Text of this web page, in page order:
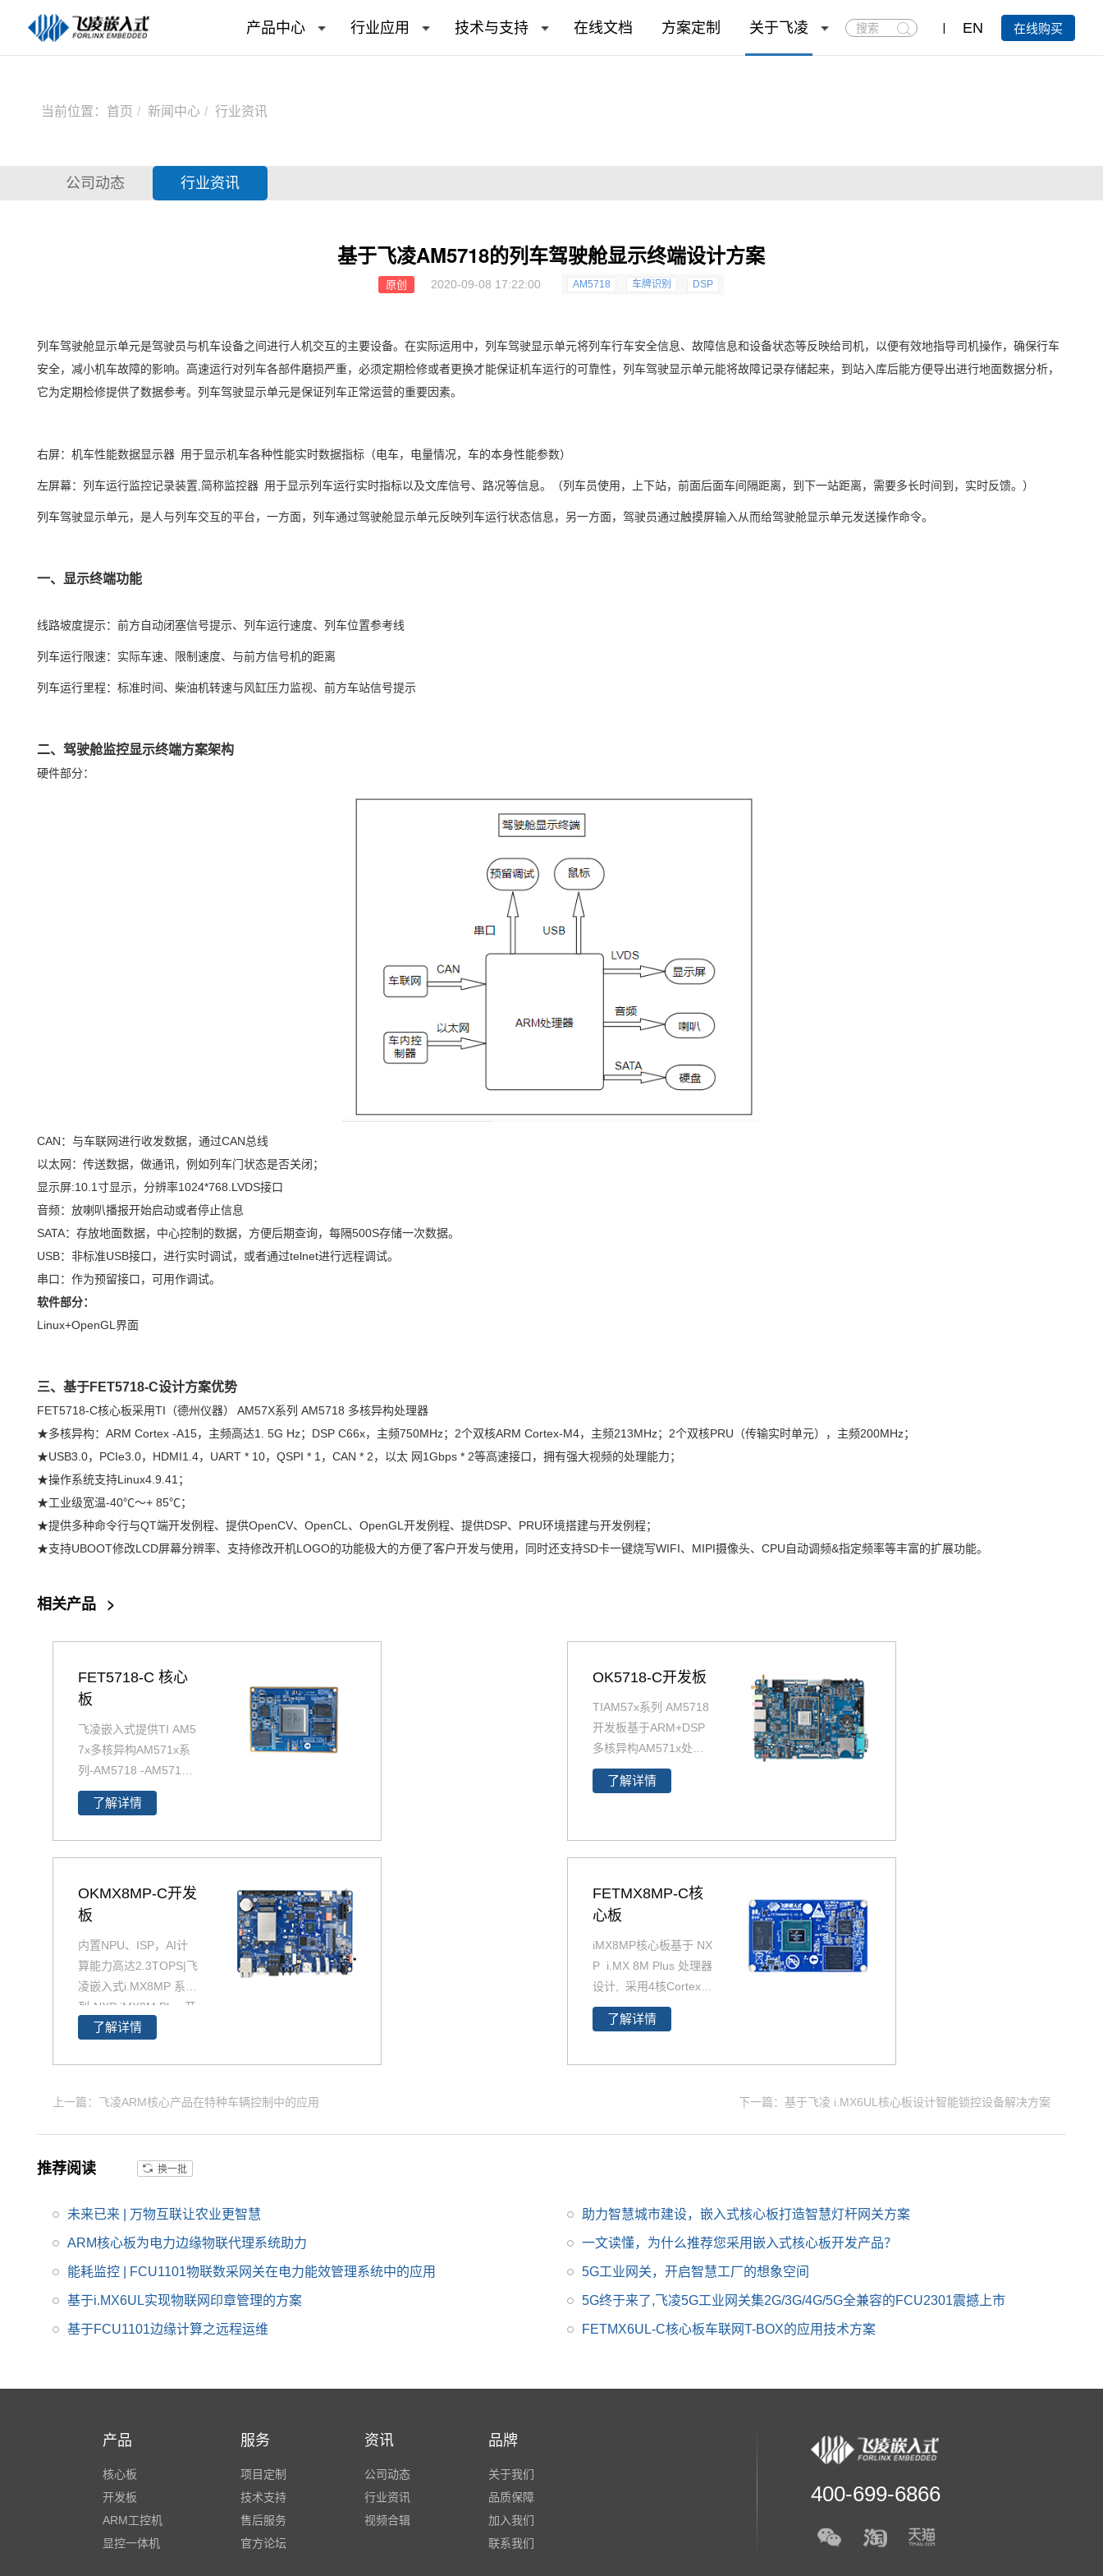
产品中心 行业应用 技术与支持 在线文档 方案定制 关于飞凌
搜
索
EN 在线购买
当前位置： 首页 新闻中心 行业资讯
公司动态 行业资讯
基于飞凌AM5718的列车驾驶舱显示终端设计方案
原创 2020-09-08 17:22:00 AM5718 车牌识别 DSP
列车驾驶舱显示单元是驾驶员与机车设备之间进行人机交互的主要设备。在实际运用中，列车驾驶显示单元将列车行车安全信息、故障信息和设备状态等反映给司机，以便有效地指导司机操作，确保行车
安全，减小机车故障的影响。高速运行对列车各部件磨损严重，必须定期检修或者更换才能保证机车运行的可靠性，列车驾驶显示单元能将故障记录存储起来，到站入库后能方便导出进行地面数据分析，
它为定期检修提供了数据参考。列车驾驶显示单元是保证列车正常运营的重要因素。
右屏：机车性能数据显示器 用于显示机车各种性能实时数据指标（电车，电量情况，车的本身性能参数）
左屏幕：列车运行监控记录装置,简称监控器 用于显示列车运行实时指标以及文库信号、路况等信息。（列车员使用，上下站，前面后面车间隔距离，到下一站距离，需要多长时间到，实时反馈。）
列车驾驶显示单元，是人与列车交互的平台，一方面，列车通过驾驶舱显示单元反映列车运行状态信息，另一方面，驾驶员通过触摸屏输入从而给驾驶舱显示单元发送操作命令。
一、显示终端功能
线路坡度提示：前方自动闭塞信号提示、列车运行速度、列车位置参考线
列车运行限速：实际车速、限制速度、与前方信号机的距离
列车运行里程：标准时间、柴油机转速与风缸压力监视、前方车站信号提示
二、驾驶舱监控显示终端方案架构
硬件部分：
CAN：与车联网进行收发数据，通过CAN总线
以太网：传送数据，做通讯，例如列车门状态是否关闭；
显示屏:10.1寸显示，分辨率1024*768.LVDS接口
音频：放喇叭播报开始启动或者停止信息
SATA：存放地面数据，中心控制的数据，方便后期查询，每隔500S存储一次数据。
USB：非标准USB接口，进行实时调试，或者通过telnet进行远程调试。
串口：作为预留接口，可用作调试。
软件部分：
Linux+OpenGL界面
三、基于FET5718-C设计方案优势
FET5718-C核心板采用TI（德州仪器） AM57X系列AM5718 多核异构处理器
★多核异构：ARM Cortex -A15，主频高达1. 5G Hz；DSP C66x，主频750MHz；2个双核ARM Cortex-M4，主频213MHz；2个双核PRU（传输实时单元），主频200MHz；
★USB3.0，PCIe3.0，HDMI1.4，UART * 10，QSPI * 1，CAN * 2，以太 网1Gbps * 2等高速接口，拥有强大视频的处理能力；
★操作系统支持Linux4.9.41；
★工业级宽温-40℃〜+ 85℃；
★提供多种命令行与QT端开发例程、提供OpenCV、OpenCL、OpenGL开发例程、提供DSP、PRU环境搭建与开发例程；
★支持UBOOT修改LCD屏幕分辨率、支持修改开机LOGO的功能极大的方便了客户开发与使用，同时还支持SD卡一键烧写WIFI、MIPI摄像头、CPU自动调频&指定频率等丰富的扩展功能。
相关产品 >
FET5718-C 核心
板
飞凌嵌入式提供TI AM5
7x多核异构AM571x系
列-AM5718 -AM5718
核心板 FET5718-C核
心板，AM5718包含AR
足对现代嵌入式设备高
性能的需求。
对实时性有强烈需要，
欢迎选购飞凌AM5718
嵌入式ARM开发平台。
了解详情
OK5718-C开发板
TIAM57x系列 AM5718
开发板基于ARM+DSP
多核异构AM571x处理
器设计，包含ARM Cort
ex-A15、ARM Cortex-
制、工厂自动化、楼宇
自动化、机器视觉、医
测试与测量、汽车多媒
体等领域。如您对ARM
+DSP、ARM+PRU、A
RM+M4感兴趣欢迎致
电AM5718厂家咨询电
了解详情
OKMX8MP-C开发
板
内置NPU、ISP，AI计
算能力高达2.3TOPS|飞
凌嵌入式i.MX8MP 系
列-NXP iMX8M Plus 开
发板 基于高性能低功耗
设计，支持多种多种高
开发板内置NPU，AI计
理器（ISP），是一款
操作系统的iMX8MP开
了解详情
FETMX8MP-C核
心板
iMX8MP核心板基于 NX
P i.MX 8M Plus 处理器
设计, 采用4核Cortex-A
53 和 Cortex-M7架
构。支持双千兆网口，i
运行速率可达2.3TOP
慧家庭、楼宇、城市和
凌iMX8MP核心板提供
用户手册，iMX8MP原
理图，引脚定义等。
了解详情
上一篇：飞凌ARM核心产品在特种车辆控制中的应用 下一篇：基于飞凌 i.MX6UL核心板设计智能锁控设备解决方案
推荐阅读 换一批
未来已来 | 万物互联让农业更智慧 助力智慧城市建设，嵌入式核心板打造智慧灯杆网关方案
ARM核心板为电力边缘物联代理系统助力 一文读懂，为什么推荐您采用嵌入式核心板开发产品？
能耗监控 | FCU1101物联数采网关在电力能效管理系统中的应用 5G工业网关，开启智慧工厂的想象空间
基于i.MX6UL实现物联网印章管理的方案 5G终于来了,飞凌5G工业网关集2G/3G/4G/5G全兼容的FCU2301震撼上市
基于FCU1101边缘计算之远程运维 FETMX6UL-C核心板车联网T-BOX的应用技术方案
产品
核心板
开发板
ARM工控机
显控一体机
服务
项目定制
技术支持
售后服务
官方论坛
资讯
公司动态
行业资讯
视频合辑
品牌
关于我们
品质保障
加入我们
联系我们
400-699-6866